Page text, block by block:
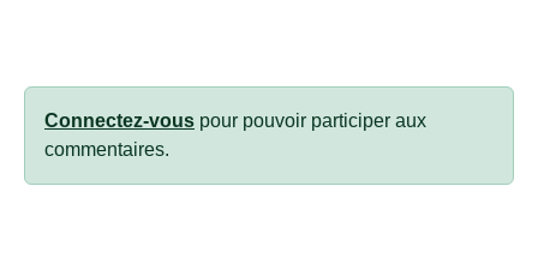
Connectez-vous pour pouvoir participer aux
commentaires.